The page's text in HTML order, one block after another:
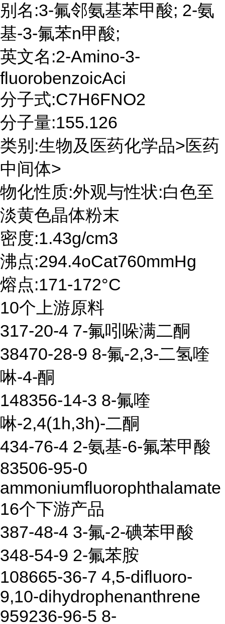
别名:3-氟邻氨基苯甲酸; 2-氨
基-3-氟苯n甲酸;
英文名:2-Amino-3-
fluorobenzoicAci
分子式:C7H6FNO2
分子量:155.126
类别:生物及医药化学品>医药
中间体>
物化性质:外观与性状:白色至
淡黄色晶体粉末
密度:1.43g/cm3
沸点:294.4oCat760mmHg
熔点:171-172°C
10个上游原料
317-20-4 7-氟吲哚满二酮
38470-28-9 8-氟-2,3-二氢喹
啉-4-酮
148356-14-3 8-氟喹
啉-2,4(1h,3h)-二酮
434-76-4 2-氨基-6-氟苯甲酸
83506-95-0
ammoniumfluorophthalamate
16个下游产品
387-48-4 3-氟-2-碘苯甲酸
348-54-9 2-氟苯胺
108665-36-7 4,5-difluoro-
9,10-dihydrophenanthrene
959236-96-5 8-